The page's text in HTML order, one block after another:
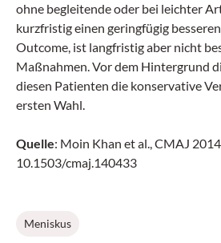
ohne begleitende oder bei leichter
kurzfristig einen geringfügig
Outcome, ist langfristig aber nicht
Maßnahmen. Vor dem Hintergrund
diesen Patienten die konservative
ersten Wahl.
Quelle: Moin Khan et al., CMAJ
10.1503/cmaj.140433
Meniskus